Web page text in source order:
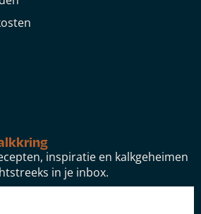
inspiratie en kalkgeheimen
in je inbox.